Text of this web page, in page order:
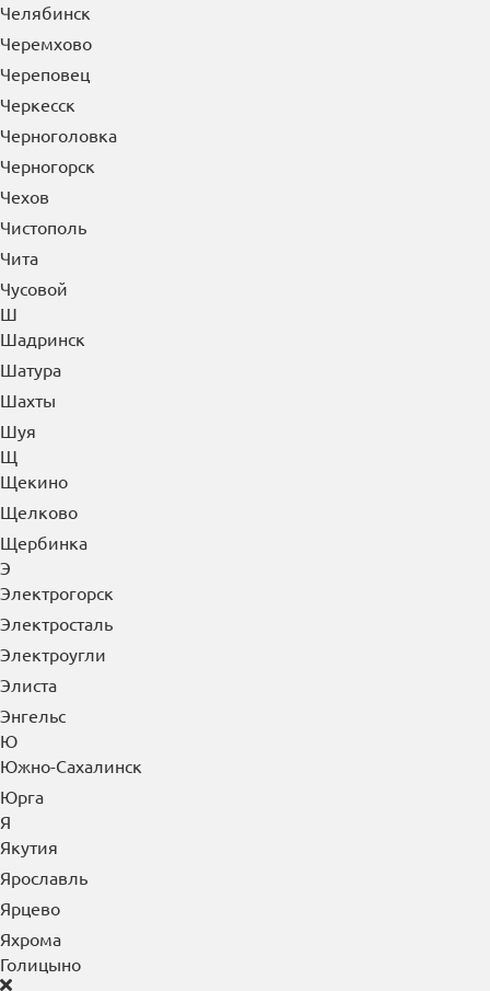
Челябинск
Черемхово
Череповец
Черкесск
Черноголовка
Черногорск
Чехов
Чистополь
Чита
Чусовой
Ш
Шадринск
Шатура
Шахты
Шуя
Щ
Щекино
Щелково
Щербинка
Э
Электрогорск
Электросталь
Электроугли
Элиста
Энгельс
Ю
Южно-Сахалинск
Юрга
Я
Якутия
Ярославль
Ярцево
Яхрома
Голицыно